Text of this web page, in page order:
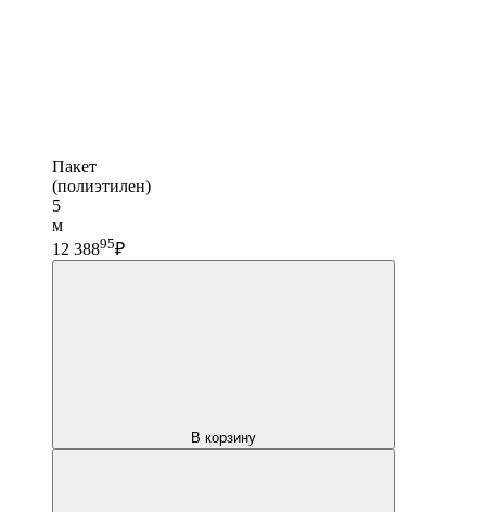
Пакет
(полиэтилен)
5
м
12 38895₽
В корзину